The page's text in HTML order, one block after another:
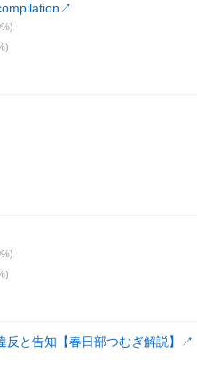
↗
反と告知【春日部つむぎ解説】 ↗